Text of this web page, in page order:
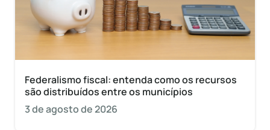
Federalismo fiscal: entenda como os recursos
são distribuídos entre os municípios
3 de agosto de 2026